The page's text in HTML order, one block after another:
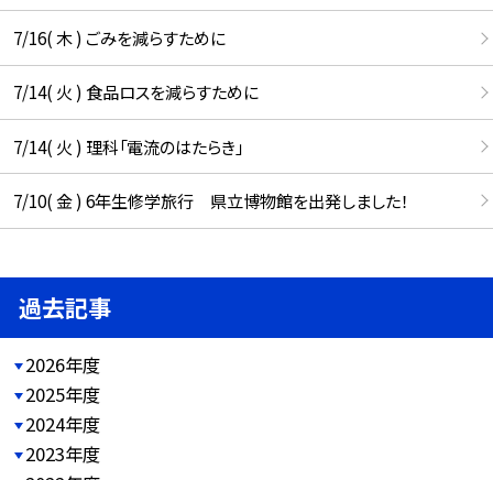
7/16( 木 ) ごみを減らすために
7/14( 火 ) 食品ロスを減らすために
7/14( 火 ) 理科「電流のはたらき」
7/10( 金 ) 6年生修学旅行 県立博物館を出発しました！
過去記事
2026年度
2025年度
2024年度
2023年度